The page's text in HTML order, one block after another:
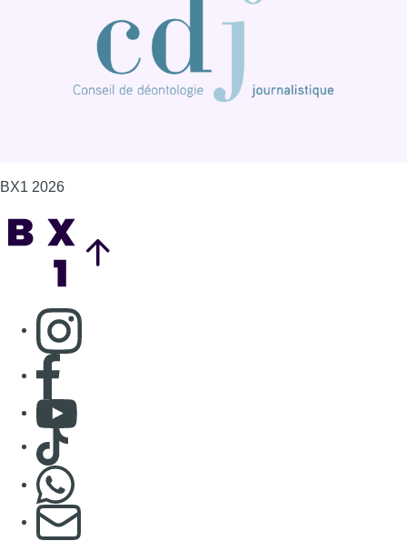
Consulter page Instagram
S'abonner à notre newsletter
Connaître BX1
Publicité
Offres d'emploi
Contact
Mentions légales
Politique de cookies (UE)
Gérer les cookies